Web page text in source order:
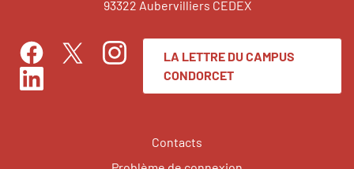
93322 Aubervilliers CEDEX
FacebookTwitterInstagram
LinkedIn
LA LETTRE DU CAMPUS
CONDORCET
Contacts